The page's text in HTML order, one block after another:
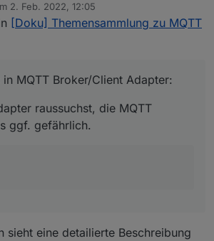
2. Feb. 2022, 12:05
von
[Doku] Themensammlung zu MQTT
in MQTT Broker/Client Adapter:
raussuchst, die MQTT
ggf. gefährlich.
sieht eine detailierte Beschreibung